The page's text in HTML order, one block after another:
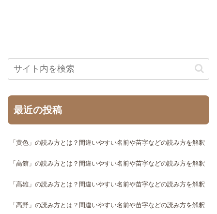
最近の投稿
「黄色」の読み方とは？間違いやすい名前や苗字などの読み方を解釈
「高館」の読み方とは？間違いやすい名前や苗字などの読み方を解釈
「高雄」の読み方とは？間違いやすい名前や苗字などの読み方を解釈
「高野」の読み方とは？間違いやすい名前や苗字などの読み方を解釈